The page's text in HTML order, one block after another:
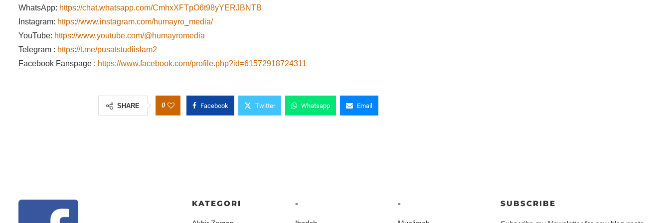
WhatsApp: https://chat.whatsapp.com/CmhxXFTpO6t98yYERJBNTB
Instagram: https://www.instagram.com/humayro_media/
YouTube: https://www.youtube.com/@humayromedia
Telegram : https://t.me/pusatstudiislam2
Facebook Fanspage : https://www.facebook.com/profile.php?id=61572918724311
SHARE 0 Facebook Twitter Whatsapp Email
KATEGORI - - SUBSCRIBE